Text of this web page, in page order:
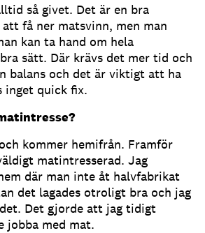
så givet. Det är en bra
få ner matsvinn, men man
kan ta hand om hela
sätt. Där krävs det mer tid och
balans och det är viktigt att ha
inget quick fix.
kommer hemifrån. Framför
matintresserad. Jag
där man inte åt halvfabrikat
det lagades otroligt bra och jag
Det gjorde att jag tidigt
jobba med mat.